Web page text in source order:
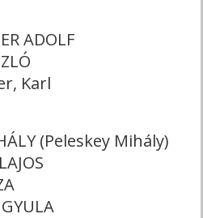
ADOLF
Karl
(Peleskey Mihály)